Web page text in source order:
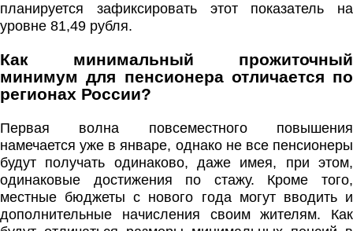
планируется зафиксировать этот показатель на
уровне 81,49 рубля.
Как минимальный прожиточный
минимум для пенсионера отличается по
регионах России?
Первая волна повсеместного повышения
намечается уже в январе, однако не все пенсионеры
будут получать одинаково, даже имея, при этом,
одинаковые достижения по стажу. Кроме того,
местные бюджеты с нового года могут вводить и
дополнительные начисления своим жителям. Как